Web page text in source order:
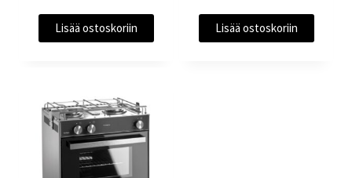
Lisää ostoskoriin Lisää ostoskoriin